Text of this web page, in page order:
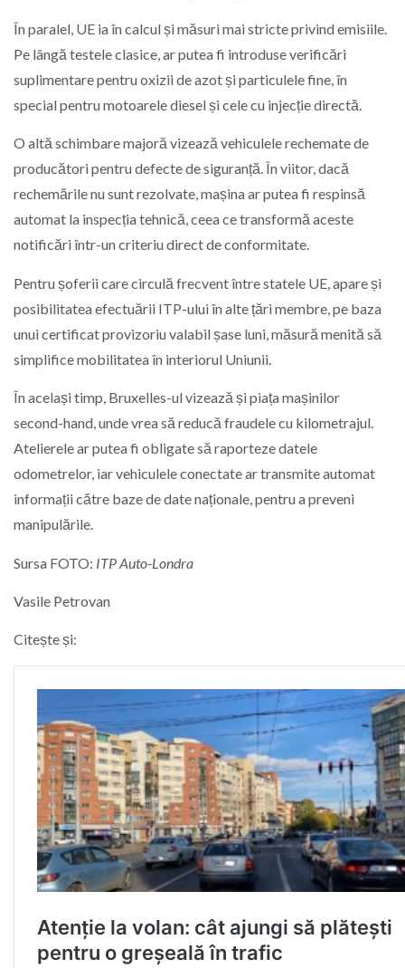
În paralel, UE ia în calcul și măsuri mai stricte privind emisiile.
Pe lângă testele clasice, ar putea fi introduse verificări
suplimentare pentru oxizii de azot și particulele fine, în
special pentru motoarele diesel și cele cu injecție directă.
O altă schimbare majoră vizează vehiculele rechemate de
producători pentru defecte de siguranță. În viitor, dacă
rechemările nu sunt rezolvate, mașina ar putea fi respinsă
automat la inspecția tehnică, ceea ce transformă aceste
notificări într-un criteriu direct de conformitate.
Pentru șoferii care circulă frecvent între statele UE, apare și
posibilitatea efectuării ITP-ului în alte țări membre, pe baza
unui certificat provizoriu valabil șase luni, măsură menită să
simplifice mobilitatea în interiorul Uniunii.
În același timp, Bruxelles-ul vizează și piața mașinilor
second-hand, unde vrea să reducă fraudele cu kilometrajul.
Atelierele ar putea fi obligate să raporteze datele
odometrelor, iar vehiculele conectate ar transmite automat
informații către baze de date naționale, pentru a preveni
manipulările.
Sursa FOTO: ITP Auto-Londra
Vasile Petrovan
Citește și: